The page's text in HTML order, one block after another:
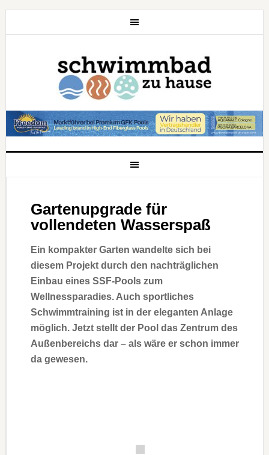
Gartenupgrade für
vollendeten Wasserspaß
Ein kompakter Garten wandelte sich bei
diesem Projekt durch den nachträglichen
Einbau eines SSF-Pools zum
Wellnessparadies. Auch sportliches
Schwimmtraining ist in der eleganten Anlage
möglich. Jetzt stellt der Pool das Zentrum des
Außenbereichs dar – als wäre er schon immer
da gewesen.